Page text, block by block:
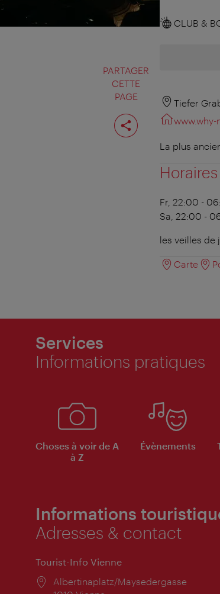
PARTAGER
CETTE
PAGE
Partager
cette
page
CLUB &
Tiefer
www.why-
La plus
Fr, 22:00 -
Sa, 22:00 -
les veilles de
Carte
Services
Informations pratiques
Choses à voir de A
à Z
Évènements
Informations
Adresses & contact
Tourist-Info Vienne
Lieu:
Albertinaplatz/Maysedergasse